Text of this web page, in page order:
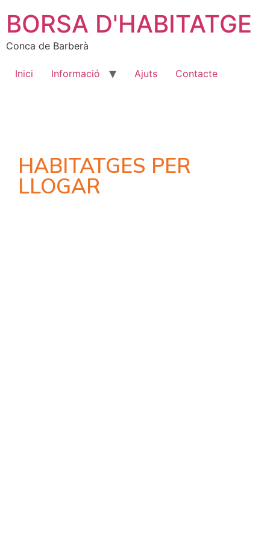
BORSA D'HABITATGE
Conca de Barberà
Inici Informació Ajuts Contacte
HABITATGES PER
LLOGAR